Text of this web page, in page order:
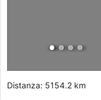
Distanza: 5154.2 km